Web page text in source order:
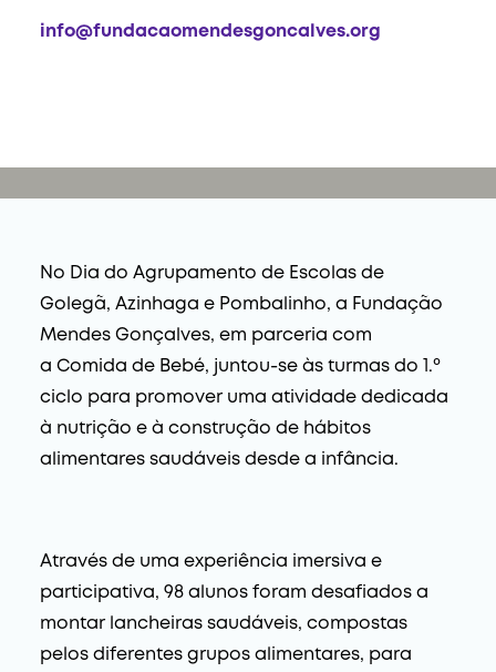
info@fundacaomendesgoncalves.org
No Dia do Agrupamento de Escolas de
Golegã, Azinhaga e Pombalinho, a Fundação
Mendes Gonçalves, em parceria com
a Comida de Bebé, juntou-se às turmas do 1.º
ciclo para promover uma atividade dedicada
à nutrição e à construção de hábitos
alimentares saudáveis desde a infância.
Através de uma experiência imersiva e
participativa, 98 alunos foram desafiados a
montar lancheiras saudáveis, compostas
pelos diferentes grupos alimentares, para